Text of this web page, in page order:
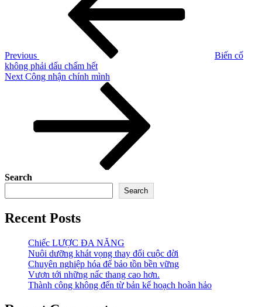
Previous
Biến cố
không phải dấu chấm hết
Next
Next Công nhận chính mình
Search
Search
Recent Posts
Chiếc LƯỢC ĐA NĂNG
Nuôi dưỡng khát vọng thay đổi cuộc đời
Chuyên nghiệp hóa để bảo tồn bền vững
Vươn tới những nấc thang cao hơn.
Thành công không đến từ bản kế hoạch hoàn hảo